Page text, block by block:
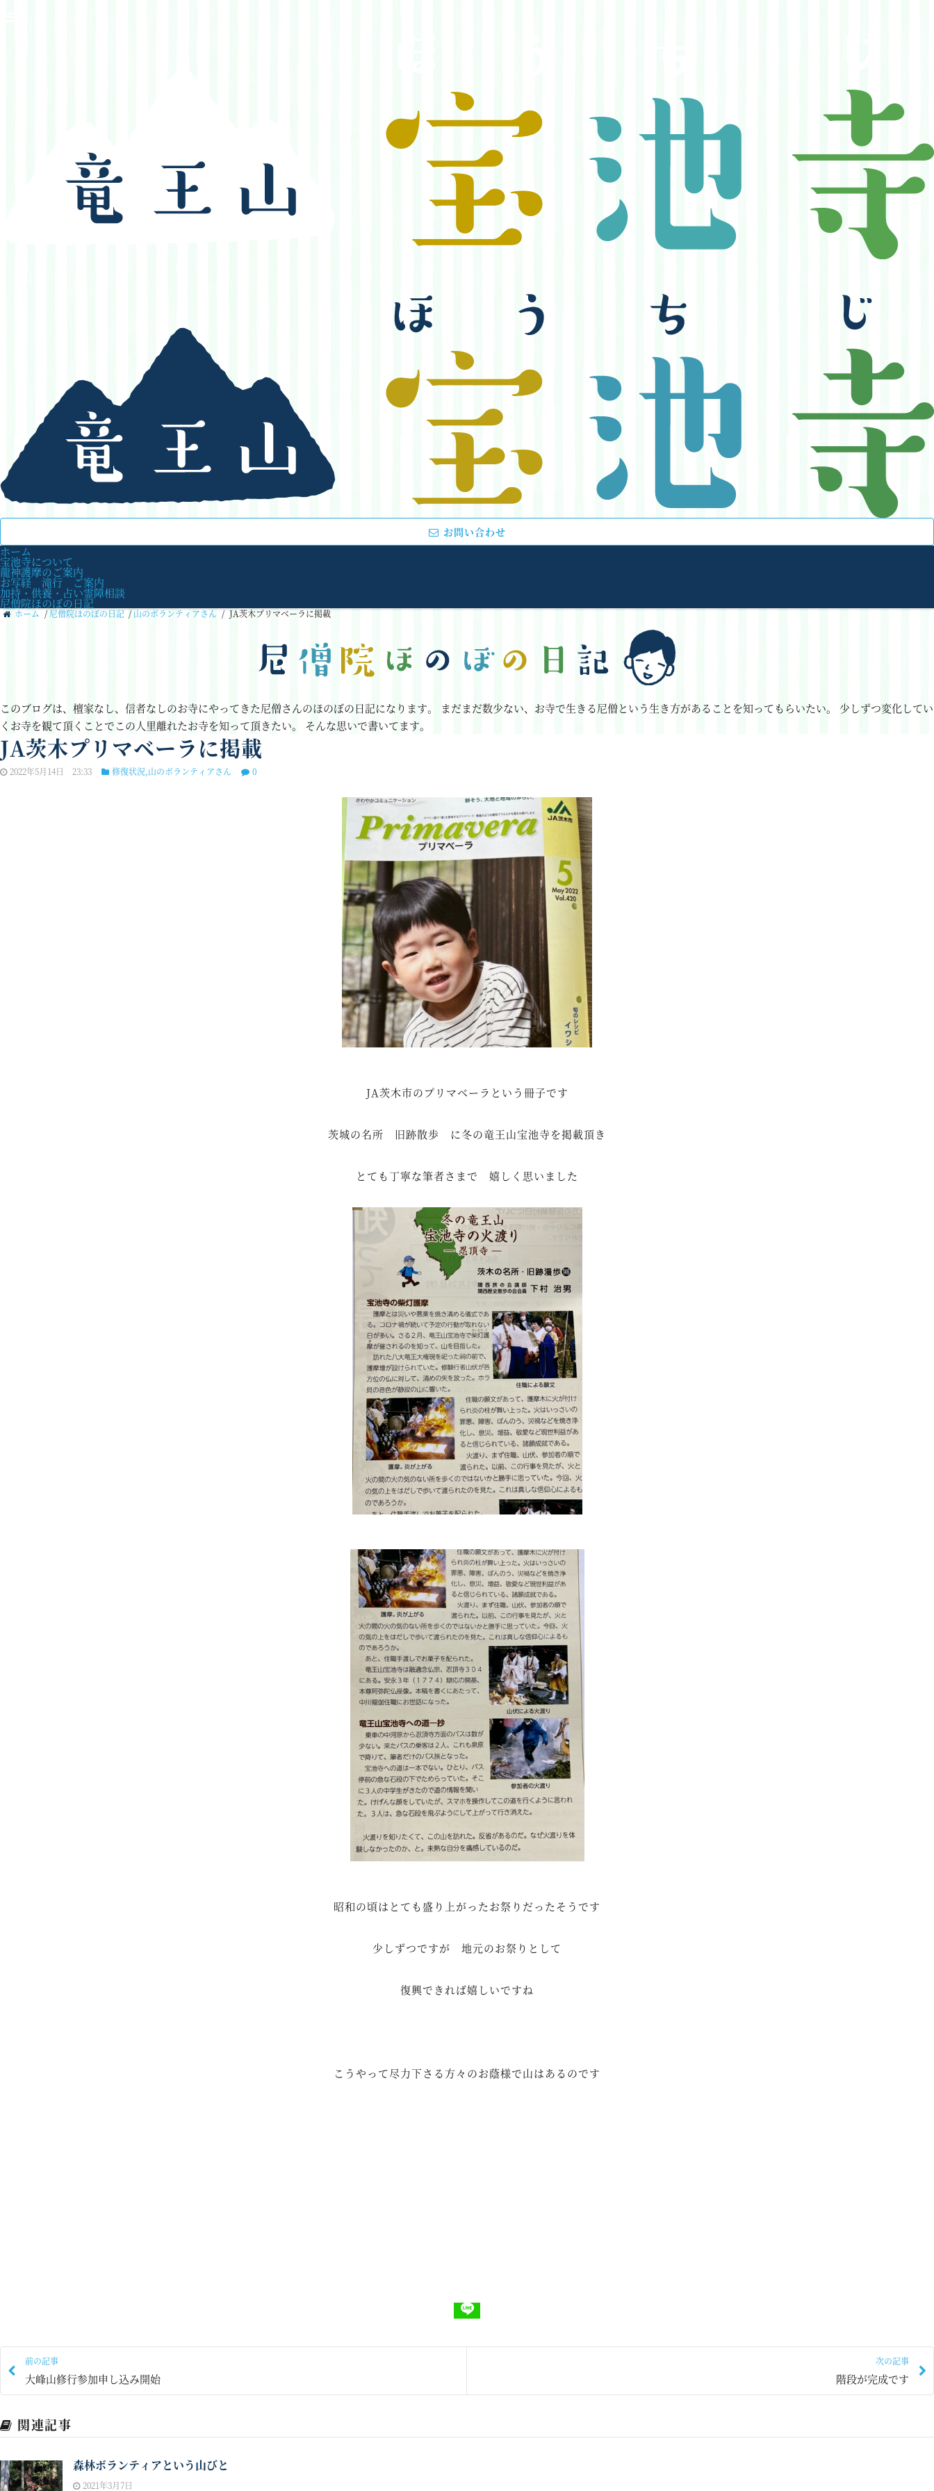
お問い合わせ
ホーム
宝池寺について
龍神護摩のご案内
お写経 滝行 ご案内
加持・供養・占い霊障相談
尼僧院ほのぼの日記
ホーム /尼僧院ほのぼの日記 /山のボランティアさん / JA茨木プリマベーラに掲載
このブログは、檀家なし、信者なしのお寺にやってきた尼僧さんのほのぼの日記になります。 まだまだ数少ない、お寺で生きる尼僧という生き方があることを知ってもらいたい。
少しずつ変化してい
くお寺を観て頂くことでこの人里離れたお寺を知って頂きたい。 そんな思いで書いてます。
JA茨木プリマベーラに掲載
2022年5月14日 23:33 修復状況,山のボランティアさん 0
JA茨木市のプリマベーラという冊子です
茨城の名所 旧跡散歩 に冬の竜王山宝池寺を掲載頂き
とても丁寧な筆者さまで 嬉しく思いました
昭和の頃はとても盛り上がったお祭りだったそうです
少しずつですが 地元のお祭りとして
復興できれば嬉しいですね
こうやって尽力下さる方々のお蔭様で山はあるのです
前の記事
大峰山修行参加申し込み開始
次の記事
階段が完成です
関連記事
森林ボランティアという山びと
2021年3月7日